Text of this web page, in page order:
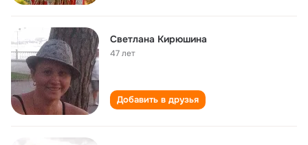
Светлана Кирюшина
47 лет
Добавить в друзья